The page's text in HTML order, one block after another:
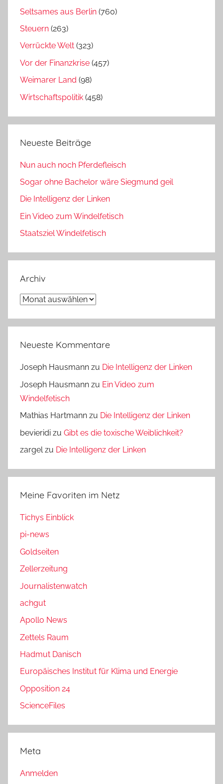
Seltsames aus Berlin (760)
Steuern (263)
Verrückte Welt (323)
Vor der Finanzkrise (457)
Weimarer Land (98)
Wirtschaftspolitik (458)
Neueste Beiträge
Nun auch noch Pferdefleisch
Sogar ohne Bachelor wäre Siegmund geil
Die Intelligenz der Linken
Ein Video zum Windelfetisch
Staatsziel Windelfetisch
Archiv
Archiv
Neueste Kommentare
Joseph Hausmann zu Die Intelligenz der Linken
Joseph Hausmann zu Ein Video zum
Windelfetisch
Mathias Hartmann zu Die Intelligenz der Linken
bevieridi zu Gibt es die toxische Weiblichkeit?
zargelzu Die Intelligenz der Linken
Meine Favoriten im Netz
Tichys Einblick
pi-news
Goldseiten
Zellerzeitung
Journalistenwatch
achgut
Apollo News
Zettels Raum
Hadmut Danisch
Europäisches Institut für Klima und Energie
Opposition 24
ScienceFiles
Meta
Anmelden